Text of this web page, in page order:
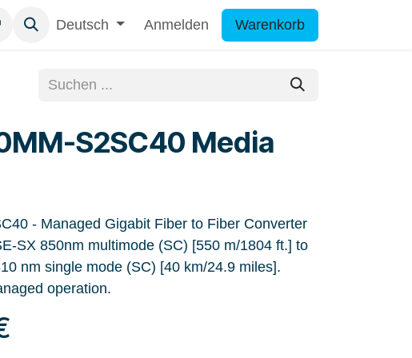
Deutsch Anmelden Warenkorb
S2SC40 Media
- Managed Gigabit Fiber to Fiber Converter
SX 850nm multimode (SC) [550 m/1804 ft.] to
nm single mode (SC) [40 km/24.9 miles].
operation.